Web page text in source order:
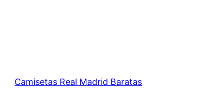
Camisetas Real Madrid Baratas